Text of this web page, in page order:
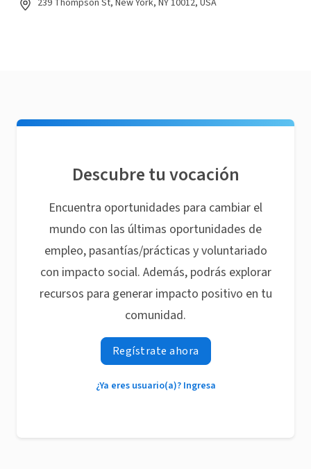
239 Thompson St, New York, NY 10012, USA
Descubre tu vocación
Encuentra oportunidades para cambiar el
mundo con las últimas oportunidades de
empleo, pasantías/prácticas y voluntariado
con impacto social. Además, podrás explorar
recursos para generar impacto positivo en tu
comunidad.
Regístrate ahora
¿Ya eres usuario(a)? Ingresa